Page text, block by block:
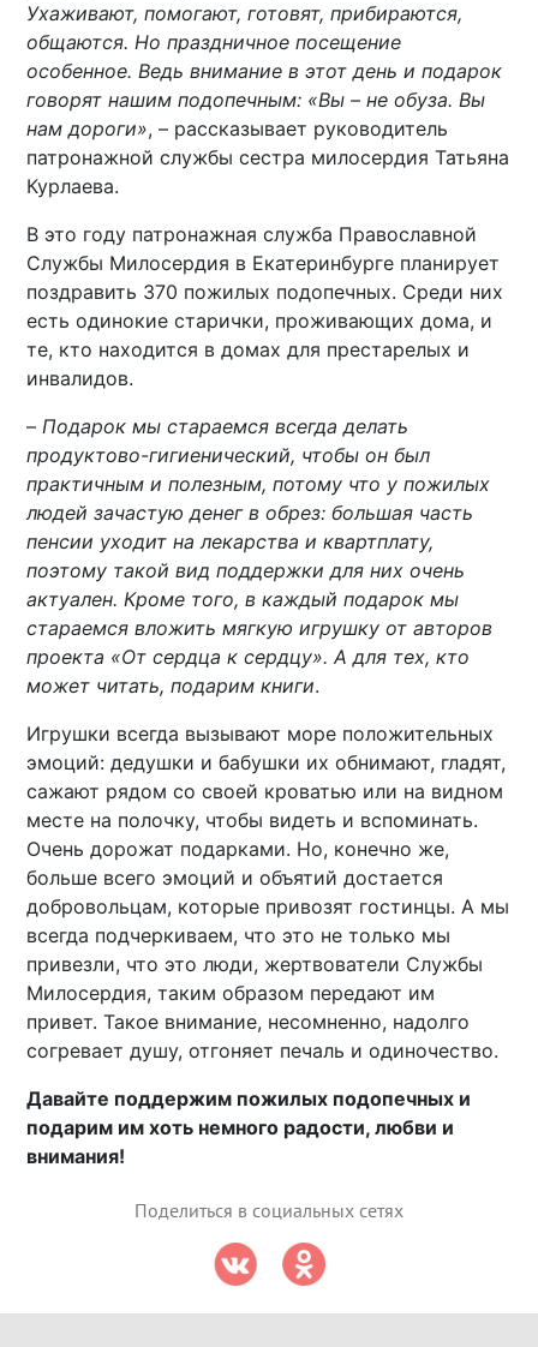
Ухаживают, помогают, готовят, прибираются,
общаются. Но праздничное посещение
особенное. Ведь внимание в этот день и подарок
говорят нашим подопечным: «Вы – не обуза. Вы
нам дороги», – рассказывает руководитель
патронажной службы сестра милосердия Татьяна
Курлаева.
В это году патронажная служба Православной
Службы Милосердия в Екатеринбурге планирует
поздравить 370 пожилых подопечных. Среди них
есть одинокие старички, проживающих дома, и
те, кто находится в домах для престарелых и
инвалидов.
–Подарок мы стараемся всегда делать
продуктово-гигиенический, чтобы он был
практичным и полезным, потому что у пожилых
людей зачастую денег в обрез: большая часть
пенсии уходит на лекарства и квартплату,
поэтому такой вид поддержки для них очень
актуален. Кроме того, в каждый подарок мы
стараемся вложить мягкую игрушку от авторов
проекта «От сердца к сердцу». А для тех, кто
может читать, подарим книги.
Игрушки всегда вызывают море положительных
эмоций: дедушки и бабушки их обнимают, гладят,
сажают рядом со своей кроватью или на видном
месте на полочку, чтобы видеть и вспоминать.
Очень дорожат подарками. Но, конечно же,
больше всего эмоций и объятий достается
добровольцам, которые привозят гостинцы. А мы
всегда подчеркиваем, что это не только мы
привезли, что это люди, жертвователи Службы
Милосердия, таким образом передают им
привет. Такое внимание, несомненно, надолго
согревает душу, отгоняет печаль и одиночество.
Давайте поддержим пожилых подопечных и
подарим им хоть немного радости, любви и
внимания!
Поделиться в социальных сетях